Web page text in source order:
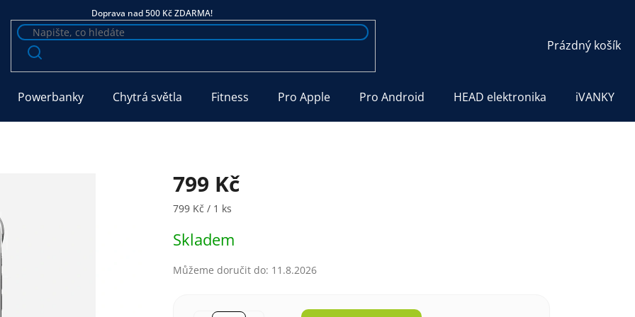
Doprava nad 500 Kč ZDARMA!
NÁKUPNÍ
Prázdný košík
Powerbanky Chytrá světla Fitness Pro Apple Pro Android HEAD elektronika iVANKY
799 Kč
Měrná cena:
799 Kč / 1 ks
Skladem
Můžeme doručit do: 11.8.2026